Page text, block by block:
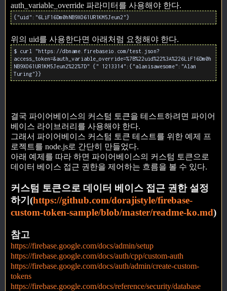
auth_variable_override 파라미터를 사용해야 한다.
{"uid":"6LiF16Dm0hNB9XO61UR1KM5Jeun2"}
위의 uid를 사용한다면 아래처럼 요청해야 한다.
$ curl "https://dbname.firebaseio.com/test.json?
access_token=&auth_variable_override=%7B%22uid%22%3A%226LiF16Dm0h
NB9XO61UR1KM5Jeun2%22%7D" {" 1213314":{"alanisawesome":"Alan
Turing"}}
결국 파이어베이스의 커스텀 토큰을 테스트하려면 파이어
베이스 라이브러리를 사용해야 한다.
그래서 파이어베이스 커스텀 토큰 테스트를 위한 예제 프
로젝트를 node.js로 간단히 만들었다.
아래 예제를 따라 하면 파이어베이스의 커스텀 토큰으로
데이터 베이스 접근 권한을 제어하는 흐름을 볼 수 있다.
커스텀 토큰으로 데이터 베이스 접근 권한 설정
하기(https://github.com/dorajistyle/firebase-
custom-token-sample/blob/master/readme-ko.md)
참고
https://firebase.google.com/docs/admin/setup
https://firebase.google.com/docs/auth/cpp/custom-auth
https://firebase.google.com/docs/auth/admin/create-custom-
tokens
https://firebase.google.com/docs/reference/security/database